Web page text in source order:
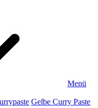
Menü
Gelbe Curry Paste